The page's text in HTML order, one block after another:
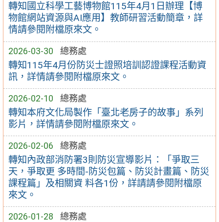
轉知國立科學工藝博物館115年4月1日辦理【博
物館網站資源與AI應用】教師研習活動簡章，詳
情請參閱附檔原來文。
2026-03-30 總務處
轉知115年4月份防災士證照培訓認證課程活動資
訊，詳情請參閱附檔原來文。
2026-02-10 總務處
轉知本府文化局製作「臺北老房子的故事」系列
影片，詳情請參閱附檔原來文。
2026-02-06 總務處
轉知內政部消防署3則防災宣導影片：「爭取三
天，爭取更 多時間-防災包篇、防災計畫篇、防災
課程篇」及相關資 料各1份，詳請請參閱附檔原
來文。
2026-01-28 總務處